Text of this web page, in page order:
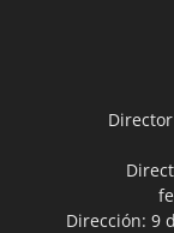
Dirección: 9